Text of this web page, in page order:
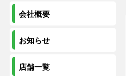
会社概要
お知らせ
店舗一覧